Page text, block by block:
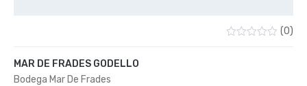
(0)
MAR DE FRADES GODELLO
Bodega Mar De Frades